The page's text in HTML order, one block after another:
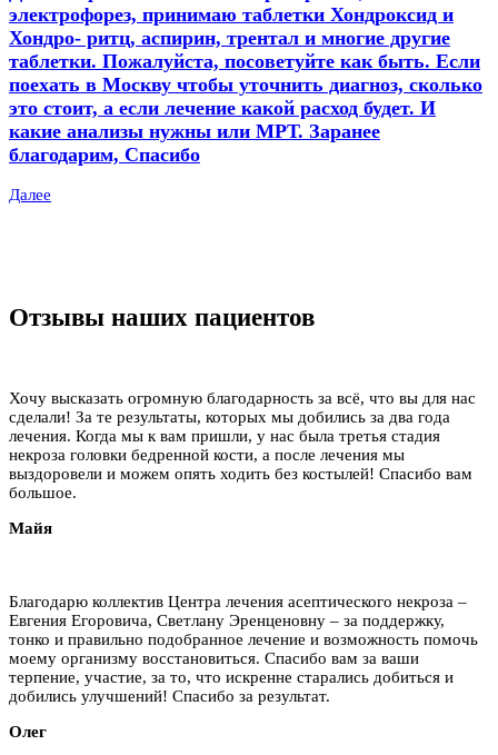
электрофорез, принимаю таблетки Хондроксид и
Хондро- ритц, аспирин, трентал и многие другие
таблетки. Пожалуйста, посоветуйте как быть. Если
поехать в Москву чтобы уточнить диагноз, сколько
это стоит, а если лечение какой расход будет. И
какие анализы нужны или МРТ. Заранее
благодарим, Спасибо
Далее
Отзывы наших пациентов
Хочу высказать огромную благодарность за всё, что вы для нас
сделали! За те результаты, которых мы добились за два года
лечения. Когда мы к вам пришли, у нас была третья стадия
некроза головки бедренной кости, а после лечения мы
выздоровели и можем опять ходить без костылей! Спасибо вам
большое.
Майя
Благодарю коллектив Центра лечения асептического некроза –
Евгения Егоровича, Светлану Эренценовну – за поддержку,
тонко и правильно подобранное лечение и возможность помочь
моему организму восстановиться. Спасибо вам за ваши
терпение, участие, за то, что искренне старались добиться и
добились улучшений! Спасибо за результат.
Олег